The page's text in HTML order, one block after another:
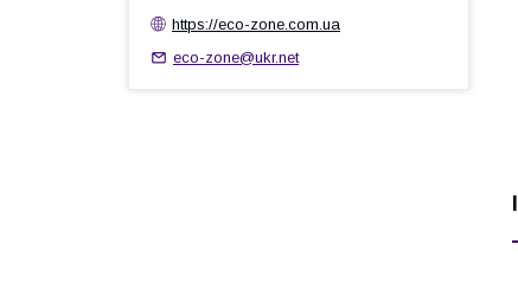
https://eco-zone.com.ua
eco-zone@ukr.net